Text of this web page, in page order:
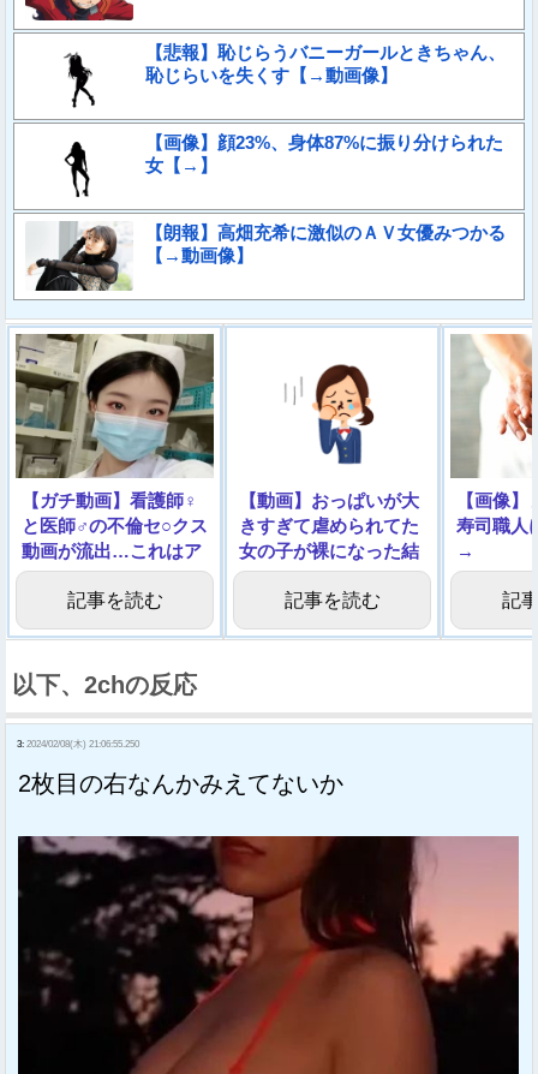
【悲報】恥じらうバニーガールときちゃん、
恥じらいを失くす【→動画像】
【画像】顔23%、身体87%に振り分けられた
女【→】
【朗報】高畑充希に激似のＡＶ女優みつかる
【→動画像】
【ガチ動画】看護師♀
と医師♂の不倫セ○クス
動画が流出…これはア
ウト
記事を読む
【動画】おっぱいが大
きすぎて虐められてた
女の子が裸になった結
果
記事を読む
【画像
寿司職人
→
記
以下、2chの反応
3: 2024/02/08(木) 21:06:55.250
2枚目の右なんかみえてないか